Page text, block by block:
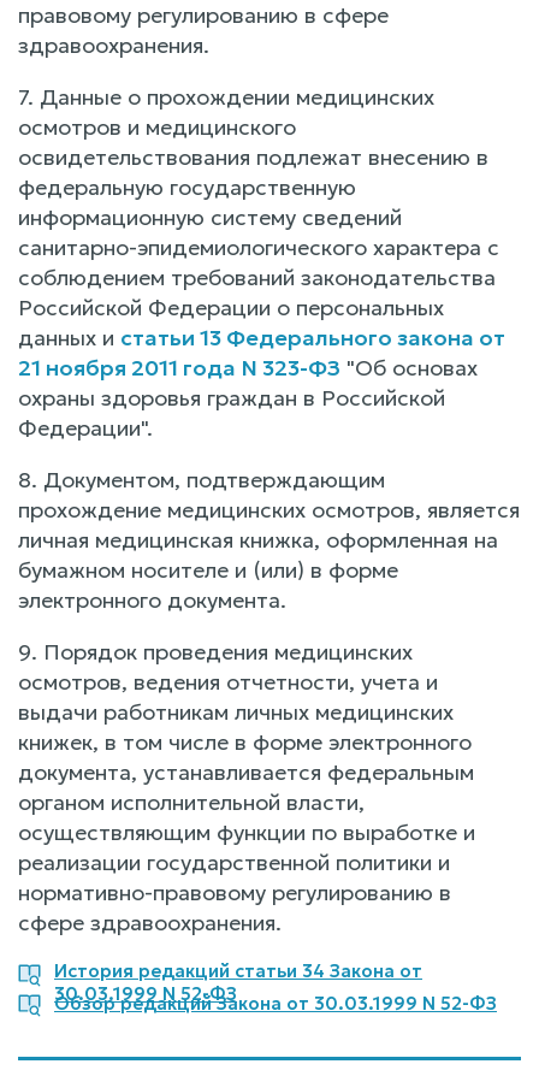
правовому регулированию в сфере
здравоохранения.
7. Данные о прохождении медицинских
осмотров и медицинского
освидетельствования подлежат внесению в
федеральную государственную
информационную систему сведений
санитарно-эпидемиологического характера с
соблюдением требований законодательства
Российской Федерации о персональных
данных и статьи 13 Федерального закона от
21 ноября 2011 года N 323-ФЗ "Об основах
охраны здоровья граждан в Российской
Федерации".
8. Документом, подтверждающим
прохождение медицинских осмотров, является
личная медицинская книжка, оформленная на
бумажном носителе и (или) в форме
электронного документа.
9. Порядок проведения медицинских
осмотров, ведения отчетности, учета и
выдачи работникам личных медицинских
книжек, в том числе в форме электронного
документа, устанавливается федеральным
органом исполнительной власти,
осуществляющим функции по выработке и
реализации государственной политики и
нормативно-правовому регулированию в
сфере здравоохранения.
История редакций статьи 34 Закона от
30.03.1999 N 52-ФЗ
Обзор редакций Закона от 30.03.1999 N 52-ФЗ